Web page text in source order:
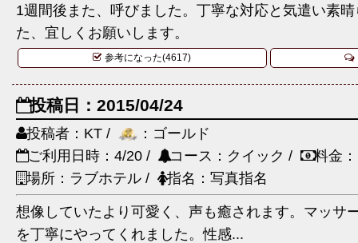
1週間後また、呼びました。丁寧な対応と気遣い素
た、宜しくお願いします。
参考になった(4617)
投稿日：2015/04/24
投稿者：KT /
：ゴールド
ご利用日時：4/20 /
コース：クイック /
料金
場所：ラブホテル /
指名：写真指名
想像していたより可愛く、声も癒されます。マッサ
を丁寧にやってくれました。性感...